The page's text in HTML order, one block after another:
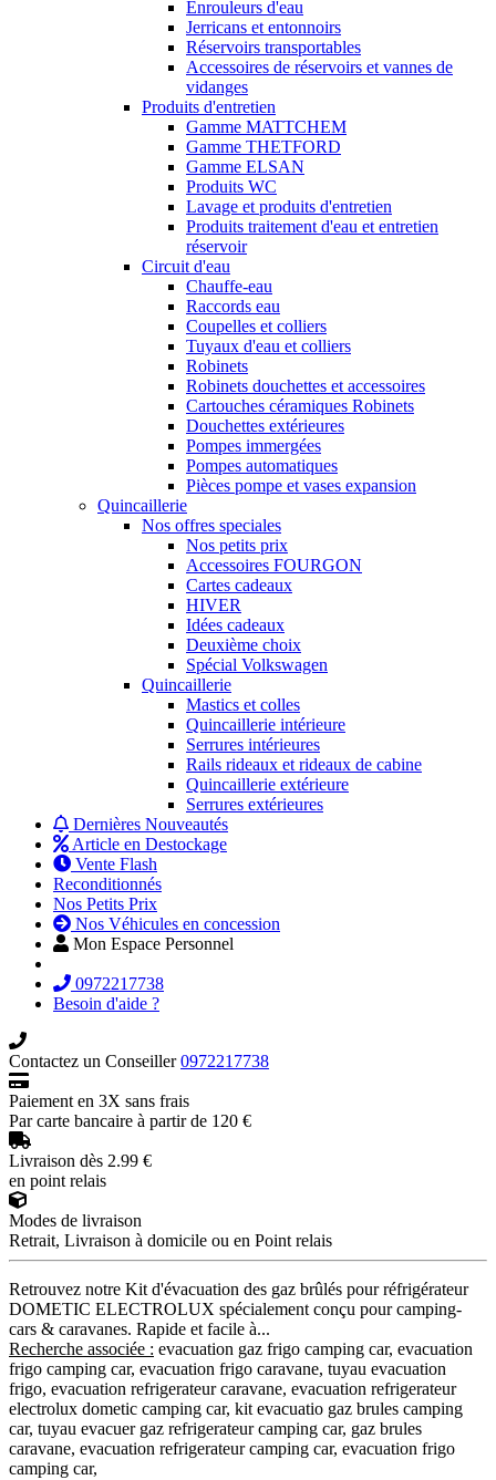
Enrouleurs d'eau
Jerricans et entonnoirs
Réservoirs transportables
Accessoires de réservoirs et vannes de
vidanges
Produits d'entretien
Gamme MATTCHEM
Gamme THETFORD
Gamme ELSAN
Produits WC
Lavage et produits d'entretien
Produits traitement d'eau et entretien
réservoir
Circuit d'eau
Chauffe-eau
Raccords eau
Coupelles et colliers
Tuyaux d'eau et colliers
Robinets
Robinets douchettes et accessoires
Cartouches céramiques Robinets
Douchettes extérieures
Pompes immergées
Pompes automatiques
Pièces pompe et vases expansion
Quincaillerie
Nos offres speciales
Nos petits prix
Accessoires FOURGON
Cartes cadeaux
HIVER
Idées cadeaux
Deuxième choix
Spécial Volkswagen
Quincaillerie
Mastics et colles
Quincaillerie intérieure
Serrures intérieures
Rails rideaux et rideaux de cabine
Quincaillerie extérieure
Serrures extérieures
Dernières Nouveautés
Article en Destockage
Vente Flash
Reconditionnés
Nos Petits Prix
Nos Véhicules en concession
Mon Espace Personnel
0972217738
Besoin d'aide ?
Contactez un Conseiller0972217738
Paiement en 3X sans frais
Par carte bancaire à partir de 120 €
Livraison dès 2.99 €
en point relais
Modes de livraison
Retrait, Livraison à domicile ou en Point relais
Retrouvez notre Kit d'évacuation des gaz brûlés pour réfrigérateur
DOMETIC ELECTROLUX spécialement conçu pour camping-
cars & caravanes. Rapide et facile à...
Recherche associée : evacuation gaz frigo camping car, evacuation
frigo camping car, evacuation frigo caravane, tuyau evacuation
frigo, evacuation refrigerateur caravane, evacuation refrigerateur
electrolux dometic camping car, kit evacuatio gaz brules camping
car, tuyau evacuer gaz refrigerateur camping car, gaz brules
caravane, evacuation refrigerateur camping car, evacuation frigo
camping car,